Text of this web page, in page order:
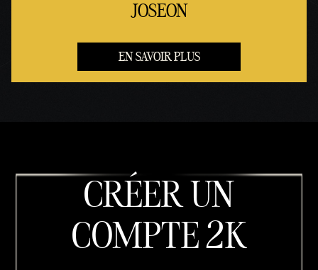
JOSEON
EN SAVOIR PLUS
CRÉER UN
COMPTE 2K